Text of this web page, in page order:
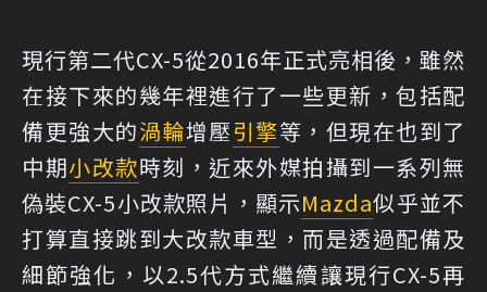
現行第二代CX-5從2016年正式亮相後，雖然
在接下來的幾年裡進行了一些更新，包括配
備更強大的渦輪增壓引擎等，但現在也到了
中期小改款時刻，近來外媒拍攝到一系列無
偽裝CX-5小改款照片，顯示Mazda似乎並不
打算直接跳到大改款車型，而是透過配備及
細節強化，以2.5代方式繼續讓現行CX-5再